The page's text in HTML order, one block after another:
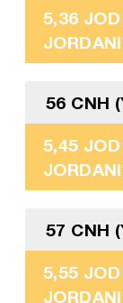
5,36
56 CNH
5,45
57 CNH
5,55